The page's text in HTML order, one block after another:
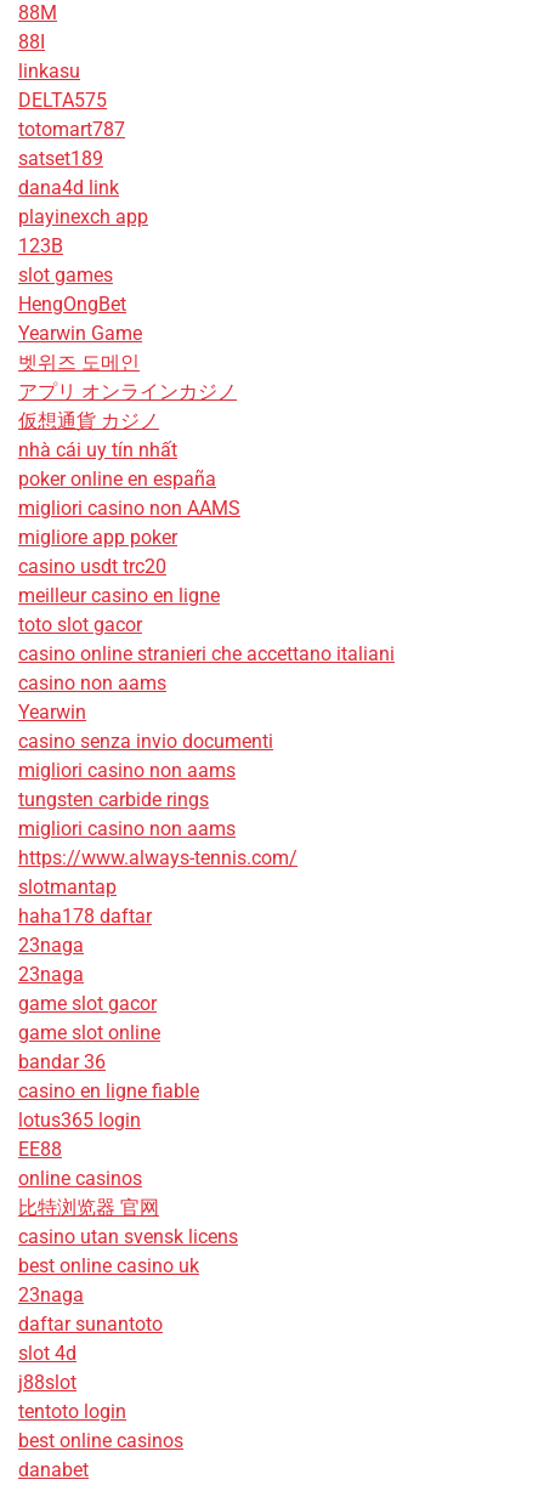
88M
88I
linkasu
DELTA575
totomart787
satset189
dana4d link
playinexch app
123B
slot games
HengOngBet
Yearwin Game
벳위즈 도메인
アプリ オンラインカジノ
仮想通貨 カジノ
nhà cái uy tín nhất
poker online en españa
migliori casino non AAMS
migliore app poker
casino usdt trc20
meilleur casino en ligne
toto slot gacor
casino online stranieri che accettano italiani
casino non aams
Yearwin
casino senza invio documenti
migliori casino non aams
tungsten carbide rings
migliori casino non aams
https://www.always-tennis.com/
slotmantap
haha178 daftar
23naga
23naga
game slot gacor
game slot online
bandar 36
casino en ligne fiable
lotus365 login
EE88
online casinos
比特浏览器 官网
casino utan svensk licens
best online casino uk
23naga
daftar sunantoto
slot 4d
j88slot
tentoto login
best online casinos
danabet